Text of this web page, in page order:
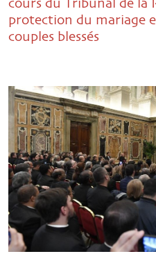
cours du Tribunal de la
protection du mariage
couples blessés